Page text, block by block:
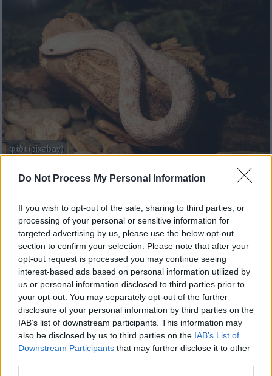
Do Not Process My Personal Information
If you wish to opt-out of the sale, sharing to third parties, or
processing of your personal or sensitive information for
targeted advertising by us, please use the below opt-out
section to confirm your selection. Please note that after your
opt-out request is processed you may continue seeing
interest-based ads based on personal information utilized by
us or personal information disclosed to third parties prior to
your opt-out. You may separately opt-out of the further
disclosure of your personal information by third parties on the
IAB’s list of downstream participants. This information may
also be disclosed by us to third parties on the IAB’s List of
Downstream Participants that may further disclose it to other
φίδι (pixabay)
Σοκ έπαθε οικογένεια στηΒρετανία όταν
ανακάλυψε ότι έναφίδι1,5 μέτρου είχε βρει
καταφύγιο στηνκουζίνα του σπιτιού τους.
Σύμφωνα με τηNew York Post,το τεράστιο
φίδι ανακάλυψε ηνταντάτης οικογένειας
καιαμέσως κάλεσε τον Βασιλικό Σύλλογο
για την Πρόληψη της Βίας κατά των Ζώων
(RSPCA), του οποίου ειδικήδιασώστρια
έσπευσε για να απομακρύνει με ασφάλεια το
ερπετό.